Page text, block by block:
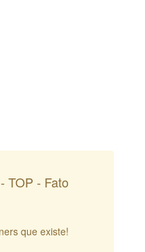
TOP - Fato
que existe!